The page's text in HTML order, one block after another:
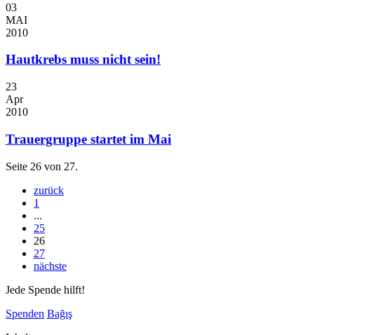
03
MAI
2010
Hautkrebs muss nicht sein!
23
Apr
2010
Trauergruppe startet im Mai
Seite 26 von 27.
zurück
1
...
25
26
27
nächste
Jede Spende hilft!
Spenden Bağış